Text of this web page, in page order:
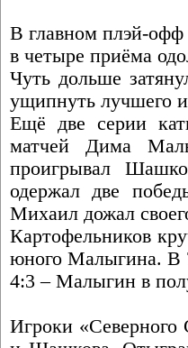
В главном плэй-офф
в четыре приёма
Чуть дольше
ущипнуть лучшего
Ещё две серии
матчей Дима
проигрывал
одержал две
Михаил дожал
Картофельников
юного Малыгина. В
4:3 – Малыгин в
Игроки